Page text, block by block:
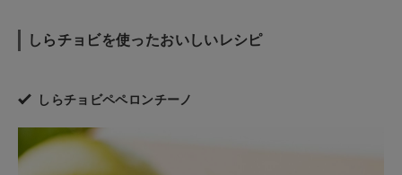
しらチョビを使ったおいしいレシピ
しらチョビペペロンチーノ